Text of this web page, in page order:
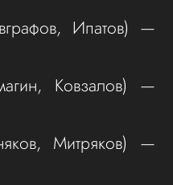
Ипатов) —
Ковзалов) —
Митряков) —